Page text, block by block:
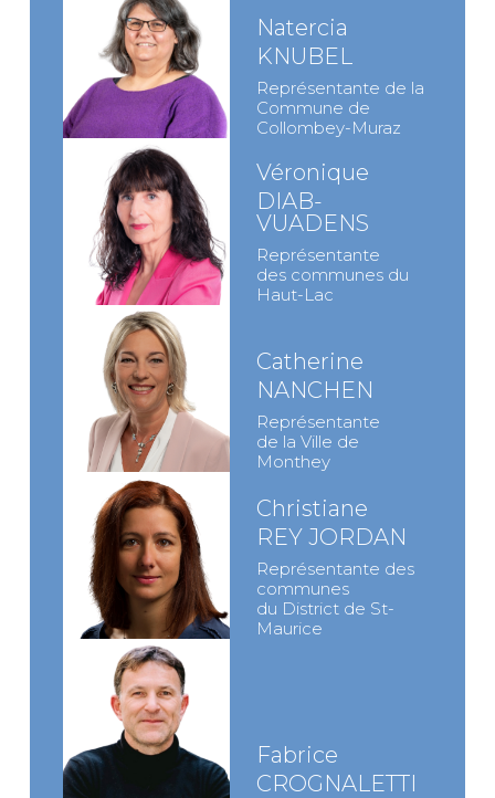
Natercia
KNUBEL
Représentante de la
Commune de
Collombey-Muraz
Véronique
DIAB-
VUADENS
Représentante
des communes du
Haut-Lac
Catherine
NANCHEN
Représentante
de la Ville de
Monthey
Christiane
REY JORDAN
Représentante des
communes
du District de St-
Maurice
Fabrice
CROGNALETTI